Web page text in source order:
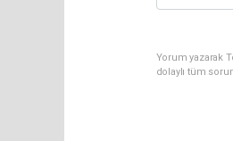
Yorum yazarak
dolaylı tüm